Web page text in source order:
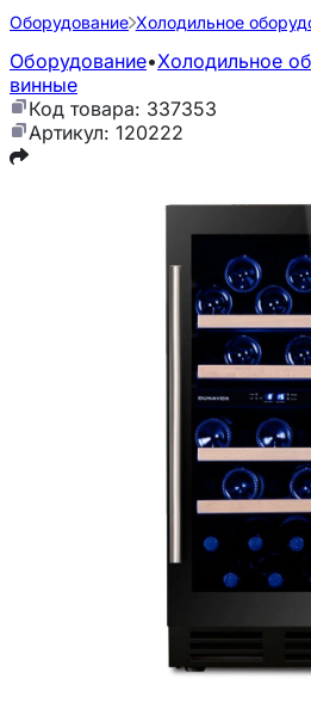
Оборудование Холодильное
Оборудование•Холодильное
винные
Код товара: 337353
Артикул: 120222